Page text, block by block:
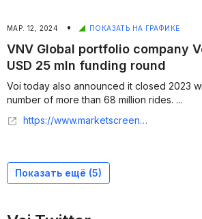
МАР. 12, 2024 • ПОКАЗАТЬ НА ГРАФИКЕ
VNV Global portfolio company
USD 25 mln funding round
Voi today also announced it closed 2023
number of more than 68 million rides. ...
https://www.marketscreener.com/quote/stock/VNV-GLOBAL-AB-55462645/news/VNV-Global-portfolio-company-Voi-completes-USD-25-mln-funding-round-46148547/#:~:text=VNV%20Global%20portfolio%20company%20Voi%20completes%20USD%2025%20mln%20funding%20round,-March%2012%2C%202024&text=VNV%20Global%20AB%20(publ)%20(,USD%2025%20mln%20funding%20round
Показать ещё (5)